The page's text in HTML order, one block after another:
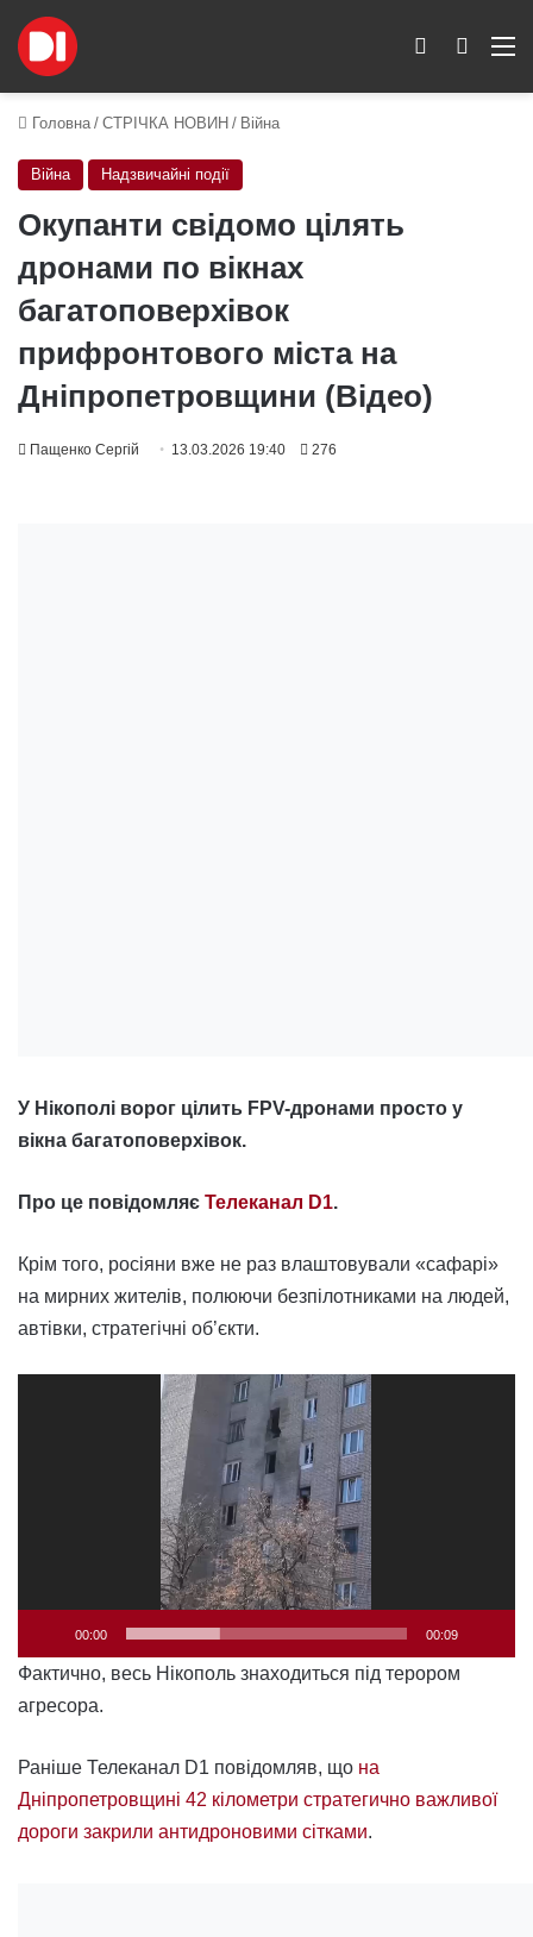
Пошук
Switch skin
Головна / СТРІЧКА НОВИН / Війна
Війна Надзвичайні події
Окупанти свідомо цілять
дронами по вікнах
багатоповерхівок
прифронтового міста на
Дніпропетровщини (Відео)
Пащенко Сергій 13.03.2026 19:40 276
У Нікополі ворог цілить FPV-дронами просто у
вікна багатоповерхівок.
Про це повідомляє Телеканал D1.
Крім того, росіяни вже не раз влаштовували «сафарі»
на мирних жителів, полюючи безпілотниками на людей,
автівки, стратегічні об’єкти.
00:00 00:09
Фактично, весь Нікополь знаходиться під терором
агресора.
Раніше Телеканал D1 повідомляв, що на
Дніпропетровщині 42 кілометри стратегично важливої
дороги закрили антидроновими сітками.